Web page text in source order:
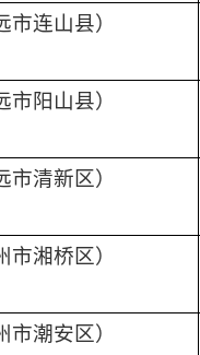
连山县）
阳山县）
清新区）
湘桥区）
潮安区）